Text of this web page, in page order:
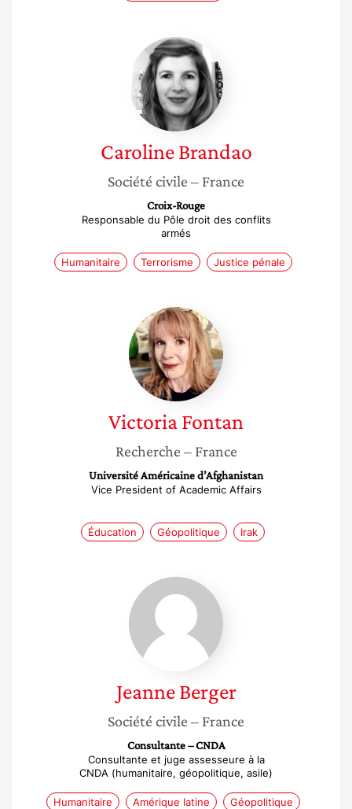
Caroline
Brandao
Caroline Brandao
Société civile – France
Croix-Rouge
Responsable du Pôle droit des conflits
armés
Humanitaire Terrorisme Justice pénale
Victoria
Fontan
VictoriaFontan
Recherche – France
Université Américaine d’Afghanistan
Vice President of Academic Affairs
Éducation Géopolitique Irak
Jeanne
Berger
Jeanne Berger
Société civile – France
Consultante – CNDA
Consultante et juge assesseure à la
CNDA (humanitaire, géopolitique, asile)
Humanitaire Amérique latine Géopolitique